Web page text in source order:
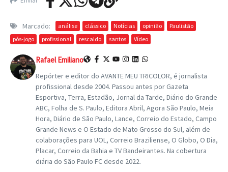
Marcado: análise clássico Notícias opinião
Paulistão
pós-jogo
profissional rescaldo santos Vídeo
Rafael Emiliano
Repórter e editor do AVANTE MEU TRICOLOR, é jornalista
profissional desde 2004. Passou antes por Gazeta
Esportiva, Terra, Estadão, Jornal da Tarde, Diário do Grande
ABC, Folha de S. Paulo, Editora Abril, Agora São Paulo, Meia
Hora, Diário de São Paulo, Lance, Correio do Estado, Campo
Grande News e O Estado de Mato Grosso do Sul, além de
colaborações para UOL, Correio Braziliense, O Globo, O Dia,
Placar, Correio da Bahia e TV Bandeirantes. Na cobertura
diária do São Paulo FC desde 2022.